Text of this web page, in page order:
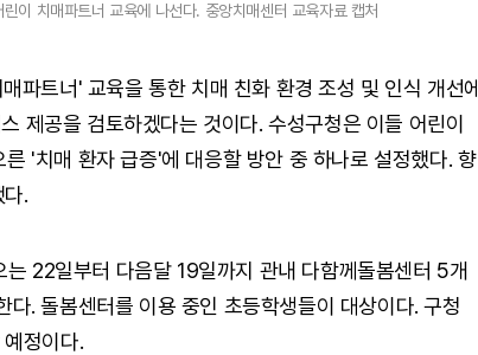
이 치매파트너 교육에 나선다. 중앙치매센터 교육자료 캡처
파트너' 교육을 통한 치매 친화 환경 조성 및 인식 개선에
제공을 검토하겠다는 것이다. 수성구청은 이들 어린이
'치매 환자 급증'에 대응할 방안 중 하나로 설정했다. 향
.
22일부터 다음달 19일까지 관내 다함께돌봄센터 5개
. 돌봄센터를 이용 중인 초등학생들이 대상이다. 구청
정이다.